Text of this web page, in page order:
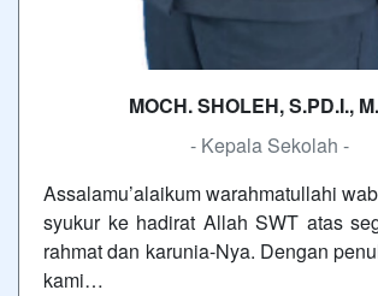
MOCH. SHOLEH, S.PD.I.,
- Kepala Sekolah -
Assalamu’alaikum warahmatullahi
syukur ke hadirat Allah SWT atas
rahmat dan karunia-Nya. Dengan
kami…